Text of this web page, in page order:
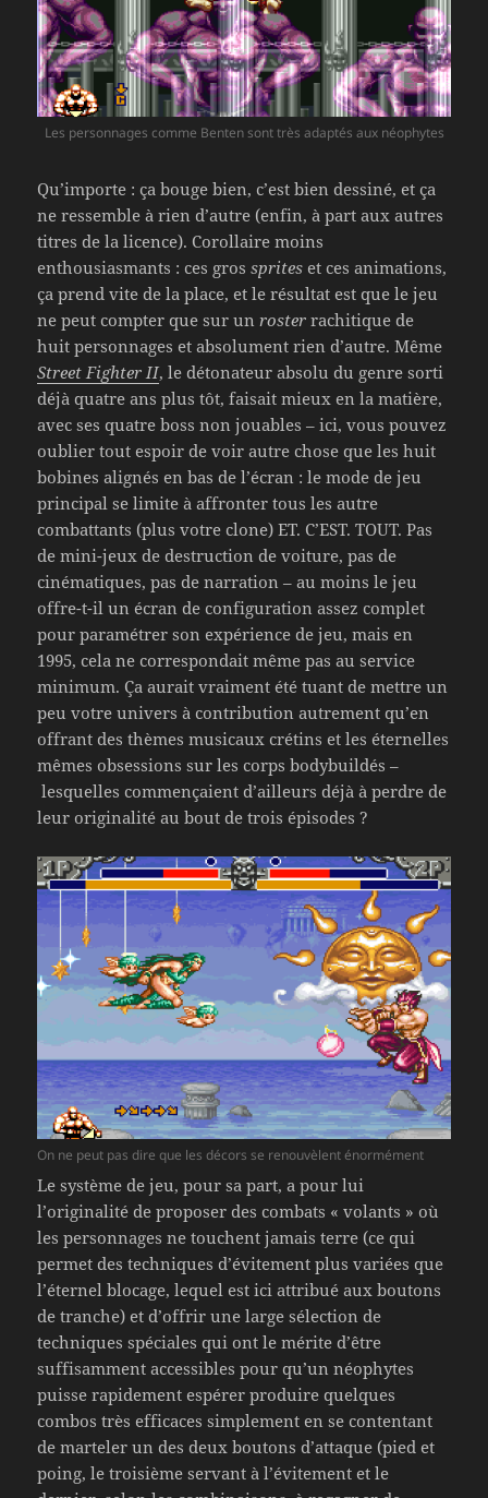
Les personnages comme Benten sont très adaptés aux néophytes
Qu’importe : ça bouge bien, c’est bien dessiné, et ça
ne ressemble à rien d’autre (enfin, à part aux autres
titres de la licence). Corollaire moins
enthousiasmants : ces grossprites et ces animations,
ça prend vite de la place, et le résultat est que le jeu
ne peut compter que sur unroster rachitique de
huit personnages et absolument rien d’autre. Même
Street Fighter II, le détonateur absolu du genre sorti
déjà quatre ans plus tôt, faisait mieux en la matière,
avec ses quatre boss non jouables – ici, vous pouvez
oublier tout espoir de voir autre chose que les huit
bobines alignés en bas de l’écran : le mode de jeu
principal se limite à affronter tous les autre
combattants (plus votre clone) ET. C’EST. TOUT. Pas
de mini-jeux de destruction de voiture, pas de
cinématiques, pas de narration – au moins le jeu
offre-t-il un écran de configuration assez complet
pour paramétrer son expérience de jeu, mais en
1995, cela ne correspondait même pas au service
minimum. Ça aurait vraiment été tuant de mettre un
peu votre univers à contribution autrement qu’en
offrant des thèmes musicaux crétins et les éternelles
mêmes obsessions sur les corps bodybuildés –
lesquelles commençaient d’ailleurs déjà à perdre de
leur originalité au bout de trois épisodes ?
On ne peut pas dire que les décors se renouvèlent énormément
Le système de jeu, pour sa part, a pour lui
l’originalité de proposer des combats « volants » où
les personnages ne touchent jamais terre (ce qui
permet des techniques d’évitement plus variées que
l’éternel blocage, lequel est ici attribué aux boutons
de tranche) et d’offrir une large sélection de
techniques spéciales qui ont le mérite d’être
suffisamment accessibles pour qu’un néophytes
puisse rapidement espérer produire quelques
combos très efficaces simplement en se contentant
de marteler un des deux boutons d’attaque (pied et
poing, le troisième servant à l’évitement et le